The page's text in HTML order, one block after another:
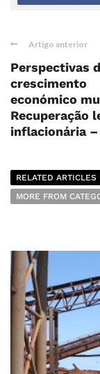
Artigo anterior
Perspectivas
crescimento
económico
Recuperação
inflacionária –
RELATED ARTICLES
MORE FROM